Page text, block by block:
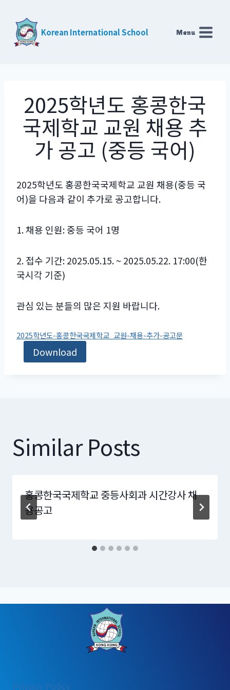
content
Korean International School Menu
2025학년도 홍콩한국
국제학교 교원 채용 추
가 공고 (중등 국어)
2025학년도 홍콩한국국제학교 교원 채용(중등 국
어)을 다음과 같이 추가로 공고합니다.
1. 채용 인원: 중등 국어 1명
2. 접수 기간: 2025.05.15. ~ 2025.05.22. 17:00(한
국시각 기준)
관심 있는 분들의 많은 지원 바랍니다.
2025학년도-홍콩한국국제학교_교원-채용-추가-공고문
Download
Similar Posts
홍콩한국국제학교 중등사회과 시간강사 채
용공고
Privacy Policy: